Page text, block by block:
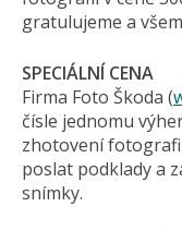
gratulujeme a
SPECIÁLNÍ CENA
Firma Foto Škoda (
čísle jednomu
zhotovení
poslat podklady a
snímky.